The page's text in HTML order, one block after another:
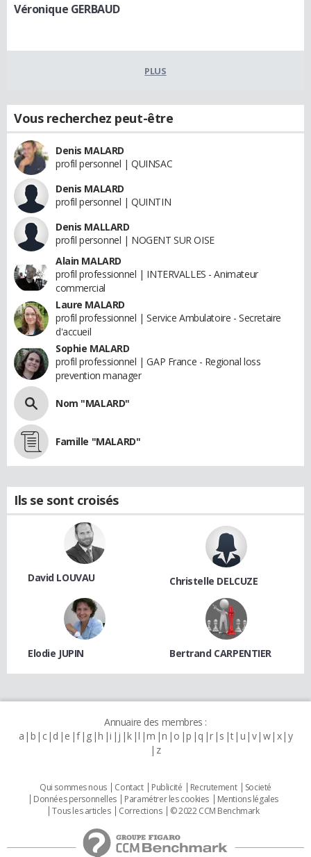
Véronique GERBAUD
PLUS
Vous recherchez peut-être
Denis MALARD
profil personnel | QUINSAC
Denis MALARD
profil personnel | QUINTIN
Denis MALLARD
profil personnel | NOGENT SUR OISE
Alain MALARD
profil professionnel | INTERVALLES - Animateur
commercial
Laure MALARD
profil professionnel | Service Ambulatoire - Secretaire
d'accueil
Sophie MALARD
profil professionnel | GAP France - Regional loss
prevention manager
Nom "MALARD"
Famille "MALARD"
Ils se sont croisés
David LOUVAU Christelle DELCUZE
Elodie JUPIN Bertrand CARPENTIER
Annuaire des membres :
a b c d e f g h i j k l m n o p q r s t u v w x y
z
Qui sommes nous Contact Publicité Recrutement
Societé
Données personnelles
Paramétrer les cookies
Mentions légales
Tous les articles
Corrections © 2022 CCM Benchmark